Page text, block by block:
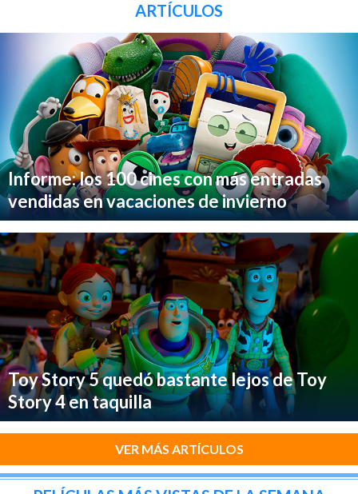
ARTÍCULOS
Informe: los 100 cines con más entradas
vendidas en vacaciones de invierno
Toy Story 5 quedó bastante lejos de Toy
Story 4 en taquilla
VER MÁS ARTÍCULOS